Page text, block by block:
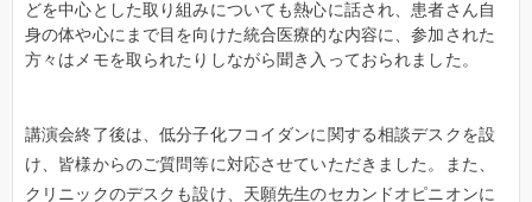
どを中心とした取り組みについても熱心に話され、患者さん自
身の体や心にまで目を向けた統合医療的な内容に、参加された
方々はメモを取られたりしながら聞き入っておられました。
講演会終了後は、低分子化フコイダンに関する相談デスクを設
け、皆様からのご質問等に対応させていただきました。また、
クリニックのデスクも設け、天願先生のセカンドオピニオンに